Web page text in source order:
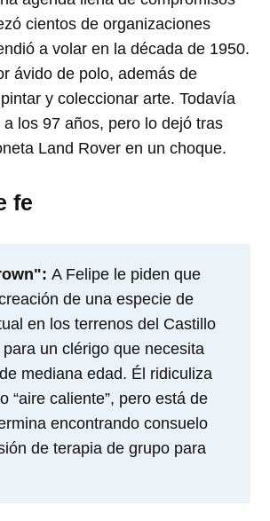
cientos de organizaciones
a volar en la década de 1950.
ávido de polo, además de
y coleccionar arte. Todavía
los 97 años, pero lo dejó tras
Land Rover en un choque.
fe
A Felipe le piden que
de una especie de
en los terrenos del Castillo
un clérigo que necesita
mediana edad. Él ridiculiza
“aire caliente”, pero está de
encontrando consuelo
de terapia de grupo para